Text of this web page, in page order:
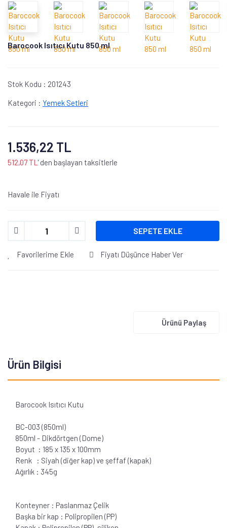
Barocook Isıtıcı Kutu 850 ml
Stok Kodu : 201243
Kategori : Yemek Setleri
1.536,22 TL
512,07 TL ' den başlayan taksitlerle
Havale ile Fiyatı
SEPETE EKLE
Favorilerime Ekle Fiyatı Düşünce Haber Ver
Ürünü Paylaş
Ürün Bilgisi
Barocook Isıtıcı Kutu
BC-003 (850ml)
850ml - Dikdörtgen (Dome)
Boyut : 185 x 135 x 100mm
Renk : Siyah (diğer kap) ve şeffaf (kapak)
Ağırlık : 345g
Konteyner : Paslanmaz Çelik
Başka bir kap : Polipropilen (PP)